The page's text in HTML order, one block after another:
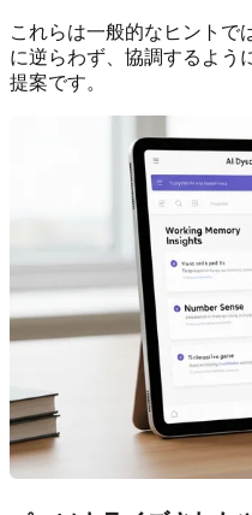
これらは一般的なヒントで
に逆らわず、協調するよう
提案です。